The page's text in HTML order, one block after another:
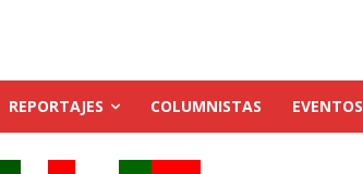
REPORTAJES COLUMNISTAS EVENTOS